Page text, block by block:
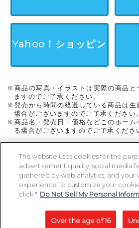
Yahoo！ショッピン
グ
※商品の写真・イラストは実際の商品と
ますのでご了承ください。
※発売から時間の経過している商品は生
場合がございますのでご了承ください。
※商品名・発売日・価格などこのホーム
る場合がございますのでご了承くださ
ページトップに
Copyright 2005-2026 MegaHouse Corporation. All
All other products are trademarks or registed of
This website uses cookies for the
advertisement quality, social media
gathered by web analytics, and your
experience.To customize your
click " Do Not Sell My Personal
Over the age of 16